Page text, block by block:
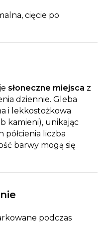
cięcie po
słoneczne miejsca z
dziennie. Gleba
i lekkostożkowa
kamieni), unikając
półcienia liczba
barwy mogą się
podczas